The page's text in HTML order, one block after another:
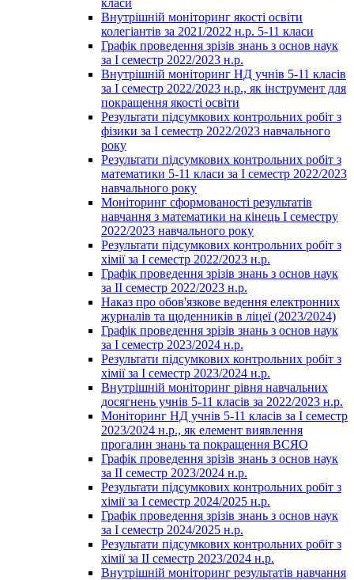
Внутрішній моніторинг якості освіти
колегіантів за 2021/2022 н.р. 5-11 класи
Графік проведення зрізів знань з основ наук
за І семестр 2022/2023 н.р.
Внутрішній моніторинг НД учнів 5-11 класів
за І семестр 2022/2023 н.р., як інструмент для
покращення якості освіти
Результати підсумкових контрольних робіт з
фізики за І семестр 2022/2023 навчального
року
Результати підсумкових контрольних робіт з
математики 5-11 класи за І семестр 2022/2023
навчального року
Моніторинг сформованості результатів
навчання з математики на кінець І семестру
2022/2023 навчального року
Результати підсумкових контрольних робіт з
хімії за І семестр 2022/2023 н.р.
Графік проведення зрізів знань з основ наук
за ІІ семестр 2022/2023 н.р.
Наказ про обов'язкове ведення електронних
журналів та щоденників в ліцеї (2023/2024)
Графік проведення зрізів знань з основ наук
за І семестр 2023/2024 н.р.
Результати підсумкових контрольних робіт з
хімії за І семестр 2023/2024 н.р.
Внутрішній моніторинг рівня навчальних
досягнень учнів 5-11 класів за 2022/2023 н.р.
Моніторинг НД учнів 5-11 класів за І семестр
2023/2024 н.р., як елемент виявлення
прогалин знань та покращення ВСЯО
Графік проведення зрізів знань з основ наук
за ІІ семестр 2023/2024 н.р.
Результати підсумкових контрольних робіт з
хімії за І семестр 2024/2025 н.р.
Графік проведення зрізів знань з основ наук
за І семестр 2024/2025 н.р.
Результати підсумкових контрольних робіт з
хімії за ІІ семестр 2023/2024 н.р.
Внутрішній моніторинг результатів навчання